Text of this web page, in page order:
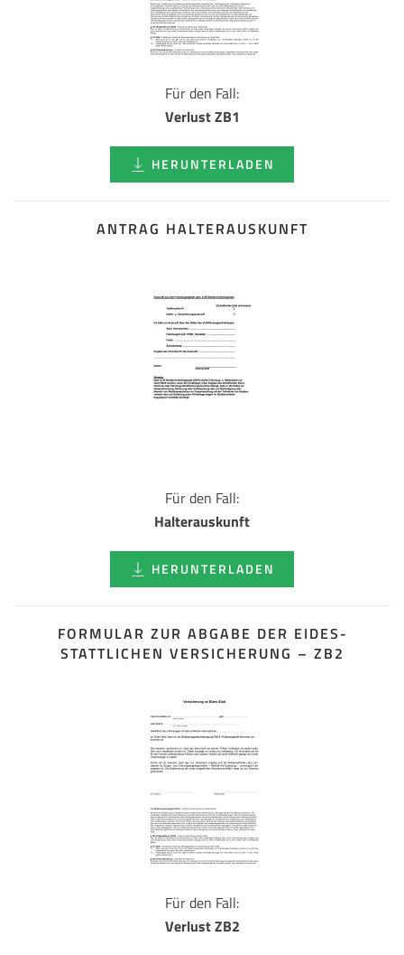
Für den Fall:
Verlust ZB1
HERUNTERLADEN
ANTRAG HALTERAUSKUNFT
Für den Fall:
Halterauskunft
HERUNTERLADEN
FORMULAR ZUR ABGABE DER EIDES­
STATTLICHEN VERSICHERUNG – ZB2
Für den Fall:
Verlust ZB2